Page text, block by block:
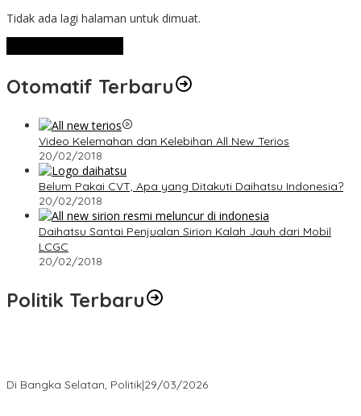
Tidak ada lagi halaman untuk dimuat.
Otomatif Terbaru
Video Kelemahan dan Kelebihan All New Terios
20/02/2018
Belum Pakai CVT, Apa yang Ditakuti Daihatsu Indonesia?
20/02/2018
Daihatsu Santai Penjualan Sirion Kalah Jauh dari Mobil
LCGC
20/02/2018
Politik Terbaru
Di Bangka Selatan, Politik|29/03/2026